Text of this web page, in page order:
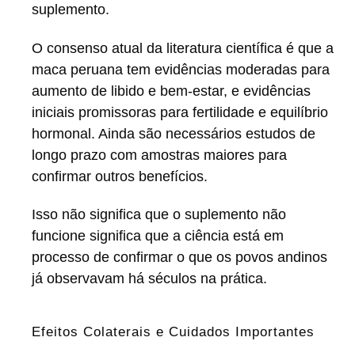
suplemento.
O consenso atual da literatura científica é que a
maca peruana tem evidências moderadas para
aumento de libido e bem-estar, e evidências
iniciais promissoras para fertilidade e equilíbrio
hormonal. Ainda são necessários estudos de
longo prazo com amostras maiores para
confirmar outros benefícios.
Isso não significa que o suplemento não
funcione significa que a ciência está em
processo de confirmar o que os povos andinos
já observavam há séculos na prática.
Efeitos Colaterais e Cuidados Importantes